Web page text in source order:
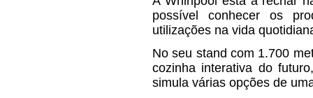
possível conhecer os
utilizações na vida
No seu stand com 1.700
cozinha interativa do
simula várias opções de